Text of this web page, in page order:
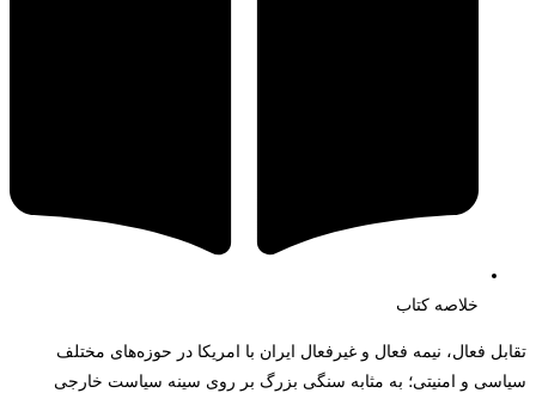
خلاصه کتاب
تقابل فعال، نیمه فعال و غیرفعال ایران با امریکا در حوزه‌های مختلف
سیاسی و امنیتی؛ به مثابه سنگی بزرگ بر روی سینه سیاست خارجی